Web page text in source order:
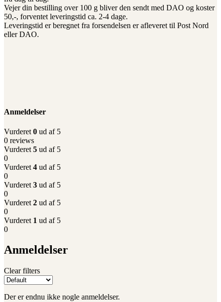
Vejer din bestilling over 100 g bliver den sendt med DAO og koster
50,-, forventet leveringstid ca. 2-4 dage.
Leveringstid er beregnet fra forsendelsen er afleveret til Post Nord
eller DAO.
Anmeldelser
Vurderet 0 ud af 5
0 reviews
Vurderet 5 ud af 5
0
Vurderet 4 ud af 5
0
Vurderet 3 ud af 5
0
Vurderet 2 ud af 5
0
Vurderet 1 ud af 5
0
Anmeldelser
Clear filters
Der er endnu ikke nogle anmeldelser.